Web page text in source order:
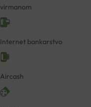
virmanom
Internet bankarstvo
Aircash